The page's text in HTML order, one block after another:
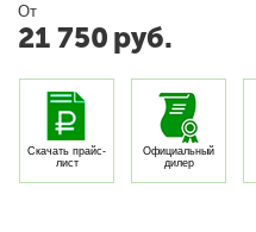
От
21 750 руб.
Скачать прайс-
лист
Официальный
дилер